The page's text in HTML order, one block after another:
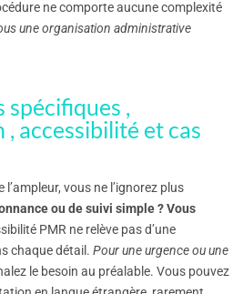
ne comporte aucune complexité
une organisation administrative
spécifiques ,
accessibilité et cas
vous ne l’ignorez plus
ou de suivi simple ? Vous
PMR ne relève pas d’une
chaque détail. Pour une urgence ou une
le besoin au préalable. Vous pouvez